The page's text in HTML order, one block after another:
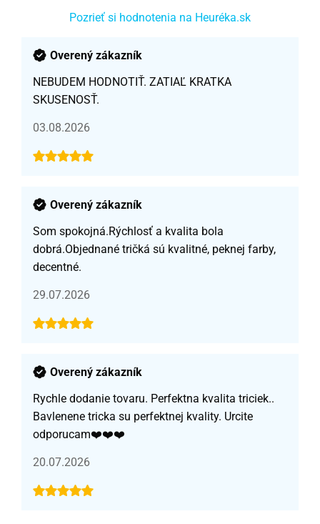
Pozrieť si hodnotenia na Heuréka.sk
Overený zákazník
NEBUDEM HODNOTIŤ. ZATIAĽ KRATKA
SKUSENOSŤ.
03.08.2026
Overený zákazník
Som spokojná.Rýchlosť a kvalita bola
dobrá.Objednané tričká sú kvalitné, peknej farby,
decentné.
29.07.2026
Overený zákazník
Rychle dodanie tovaru. Perfektna kvalita triciek..
Bavlenene tricka su perfektnej kvality. Urcite
odporucam❤️❤️❤️
20.07.2026